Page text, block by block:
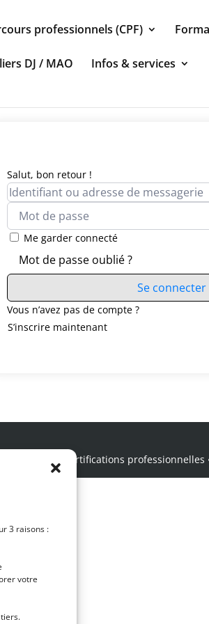
3 raisons :
votre
professionnels (CPF)
DJ / MAO Infos & services
Salut, bon retour !
Me garder connecté
Mot de passe oublié ?
Se connecter
Vous n’avez pas de compte ?
S’inscrire maintenant
musicale • Certifications